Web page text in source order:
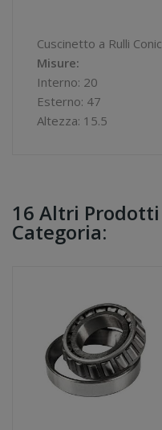
Cuscinetto a Rulli
Misure:
Interno: 20
Esterno: 47
Altezza: 15.5
16 Altri Prodotti
Categoria: